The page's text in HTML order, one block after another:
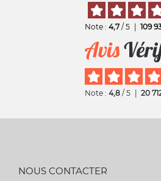
Note : 4,7 / 5 109
Note : 4,8 / 5 20
NOUS CONTACTER